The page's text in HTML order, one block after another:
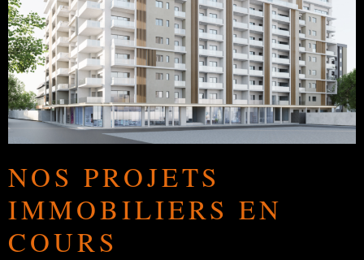
NOS PROJETS
IMMOBILIERS EN
COURS